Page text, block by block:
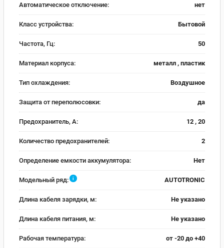
Автоматическое отключение: нет
Класс устройства: Бытовой
Частота, Гц: 50
Материал корпуса: металл , пластик
Тип охлаждения: Воздушное
Защита от переполюсовки: да
Предохранитель, А: 12 , 20
Количество предохранителей: 2
Определение емкости аккумулятора: Нет
Модельный ряд: i AUTOTRONIC
Длина кабеля зарядки, м: Не указано
Длина кабеля питания, м: Не указано
Рабочая температура: от -20 до +40